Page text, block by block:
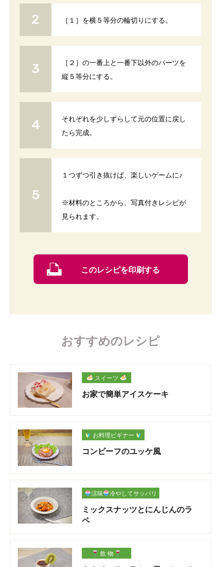
［１］を横５等分の輪切りにする。
［２］の一番上と一番下以外のパーツを
縦５等分にする。
それぞれを少しずらして元の位置に戻し
たら完成。
１つずつ引き抜けば、楽しいゲームに♪
※材料のところから、写真付きレシピが
見られます。
このレシピを印刷する
おすすめのレシピ
スイーツ
お家で簡単アイスケーキ
お料理ビギナー
コンビーフのユッケ風
涼味 冷やしてサッパリ
ミックスナッツとにんじんのラ
ペ
飲 物